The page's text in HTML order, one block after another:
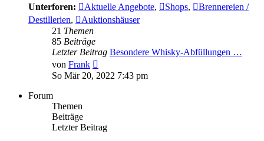
Unterforen:
Aktuelle Angebote, Shops,
Brennereien /
Destillerien,
Auktionshäuser
21 Themen
85 Beiträge
Letzter Beitrag Besondere Whisky-Abfüllungen …
von Frank
Beitrag
So Mär 20, 2022 7:43 pm
Forum
Themen
Beiträge
Letzter Beitrag